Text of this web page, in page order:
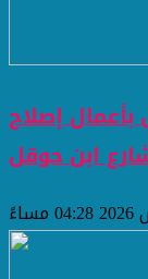
إصلاح
ابن حوقل